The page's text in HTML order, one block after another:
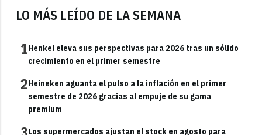
LO MÁS LEÍDO DE LA SEMANA
1Henkel eleva sus perspectivas para 2026 tras un sólido
crecimiento en el primer semestre
2Heineken aguanta el pulso a la inflación en el primer
semestre de 2026 gracias al empuje de su gama
premium
Los supermercados ajustan el stock en agosto para